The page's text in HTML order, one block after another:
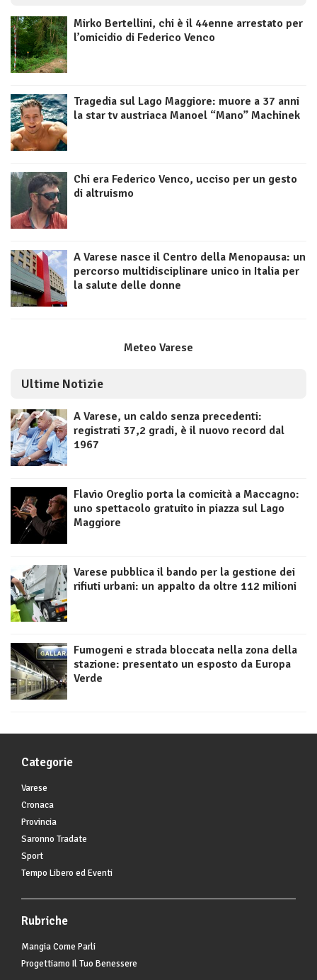
Mirko Bertellini, chi è il 44enne arrestato per
l’omicidio di Federico Venco
Tragedia sul Lago Maggiore: muore a 37 anni
la star tv austriaca Manoel “Mano” Machinek
Chi era Federico Venco, ucciso per un gesto
di altruismo
A Varese nasce il Centro della Menopausa: un
percorso multidisciplinare unico in Italia per
la salute delle donne
Meteo Varese
Ultime Notizie
A Varese, un caldo senza precedenti:
registrati 37,2 gradi, è il nuovo record dal
1967
Flavio Oreglio porta la comicità a Maccagno:
uno spettacolo gratuito in piazza sul Lago
Maggiore
Varese pubblica il bando per la gestione dei
rifiuti urbani: un appalto da oltre 112 milioni
Fumogeni e strada bloccata nella zona della
stazione: presentato un esposto da Europa
Verde
Categorie
Varese
Cronaca
Provincia
Saronno Tradate
Sport
Tempo Libero ed Eventi
Rubriche
Mangia Come Parli
Progettiamo Il Tuo Benessere